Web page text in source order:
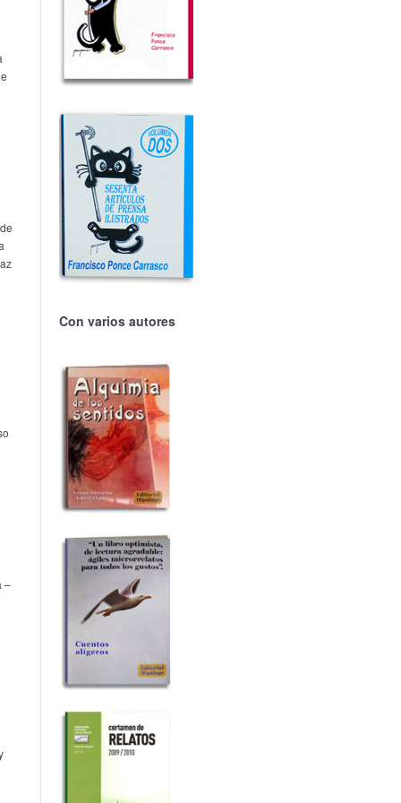
Con varios autores
–